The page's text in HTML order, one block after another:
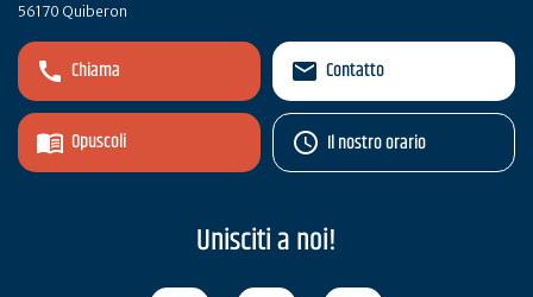
56170 Quiberon
Chiama
Opuscoli
Contatto
Il nostro orario
Unisciti a noi!